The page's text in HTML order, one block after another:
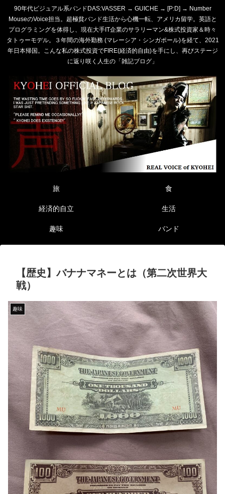
90年代ビジュアル系バンドDAS:VASSER → GUICHE → [P:D] → Number
MouseのVoice担当。超極貧バンド生活から心機一転、アメリカ留学。英語と
プログラミングを体得し、現在大手IT企業のサラリーマン&株式投資家＆時々
タトゥーモデル。３年間の海外勤務 (マレーシア・シンガポール)を経て、2021
年日本帰国。こんな私の株式投資でFIRE(経済的自由)を手にし、再びステージ
に返り咲く人生の「雑記ブログ」
旅 食
経済的自立 生活
趣味 バンド
【歴史】バナナマネーとは（第二次世界大
戦）
趣味